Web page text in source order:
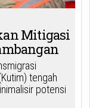
Mitigasi
tengah
potensi